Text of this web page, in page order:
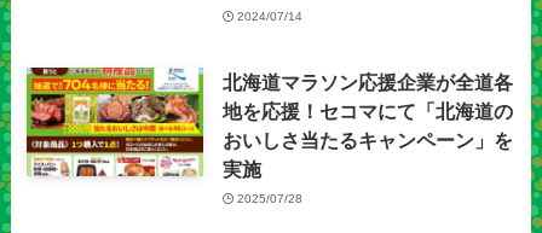
2024/07/14
北海道マラソン応援企業が全道各
地を応援！セコマにて「北海道の
おいしさ当たるキャンペーン」を
実施
2025/07/28